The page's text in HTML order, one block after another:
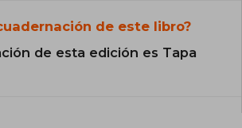
de este libro?
de esta edición es Tapa